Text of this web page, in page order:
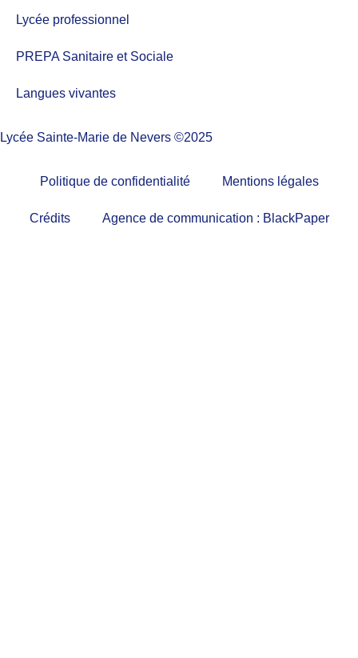
Lycée professionnel
PREPA Sanitaire et Sociale
Langues vivantes
Lycée Sainte-Marie de Nevers ©2025
Politique de confidentialité Mentions légales
Crédits Agence de communication : BlackPaper